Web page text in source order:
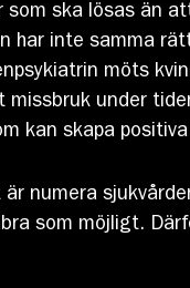
som ska lösas än
har inte samma
möts
under
kan skapa
är numera
som möjligt.